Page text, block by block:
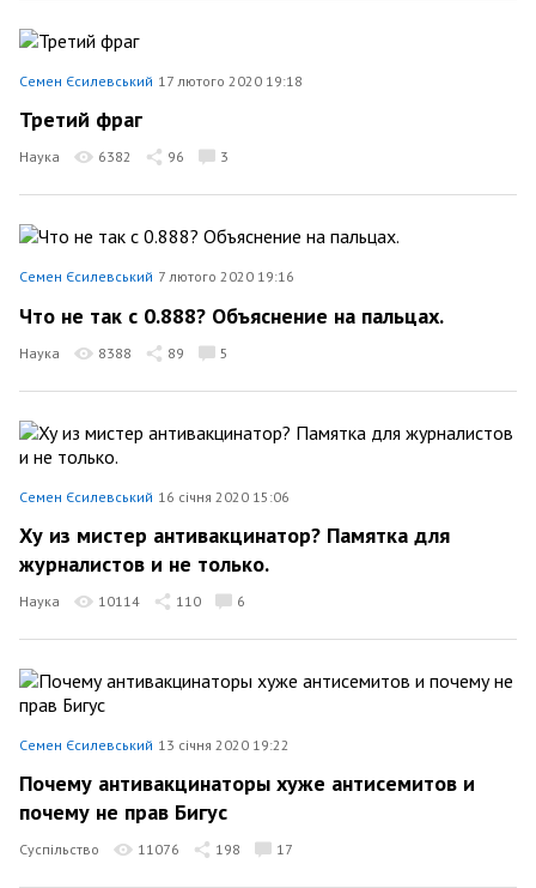
Семен Єсилевський 17 лютого 2020 19:18
Третий фраг
Наука 6382 96 3
Семен Єсилевський 7 лютого 2020 19:16
Что не так с 0.888? Объяснение на пальцах.
Наука 8388 89 5
Семен Єсилевський 16 січня 2020 15:06
Ху из мистер антивакцинатор? Памятка для
журналистов и не только.
Наука 10114 110 6
Семен Єсилевський 13 січня 2020 19:22
Почему антивакцинаторы хуже антисемитов и
почему не прав Бигус
Суспільство 11076 198 17